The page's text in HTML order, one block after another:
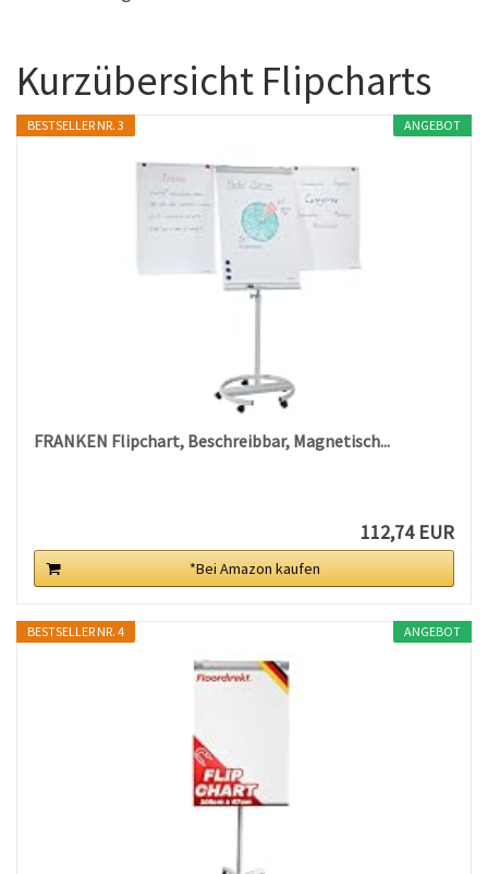
Kurzübersicht Flipcharts
ANGEBOT
BESTSELLER NR. 3
FRANKEN Flipchart, Beschreibbar, Magnetisch...
112,74 EUR
*Bei Amazon kaufen
ANGEBOT
BESTSELLER NR. 4